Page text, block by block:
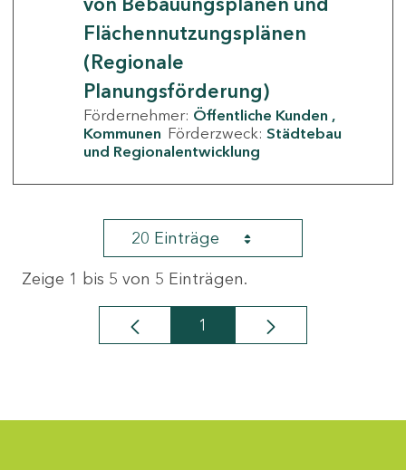
Flächennutzungsplänen
(Regionale
Planungsförderung)
Fördernehmer: Öffentliche Kunden
Kommunen Förderzweck: Städtebau
und Regionalentwicklung
20 Einträge
Zeige 1 bis 5 von 5 Einträgen.
Seite
1